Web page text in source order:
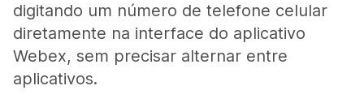
digitando um número de telefone celular
diretamente na interface do aplicativo
Webex, sem precisar alternar entre
aplicativos.